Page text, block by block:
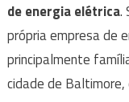
de energia elétrica.
própria empresa de
principalmente
cidade de Baltimore,